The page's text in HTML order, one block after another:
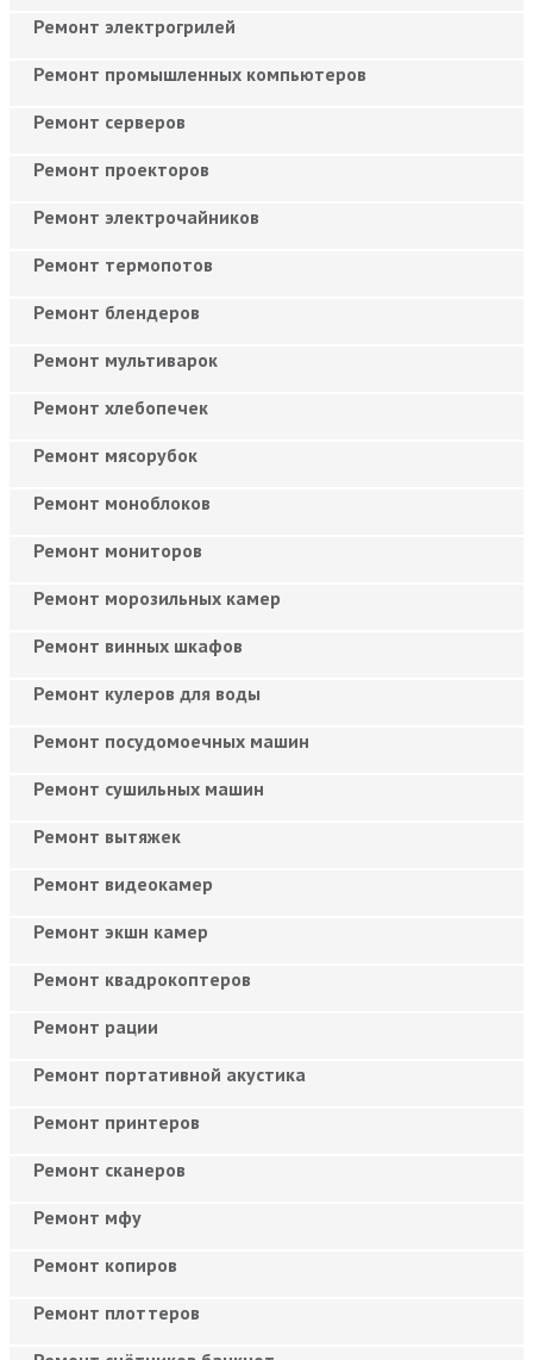
Ремонт электрогрилей
Ремонт промышленных компьютеров
Ремонт серверов
Ремонт проекторов
Ремонт электрочайников
Ремонт термопотов
Ремонт блендеров
Ремонт мультиварок
Ремонт хлебопечек
Ремонт мясорубок
Ремонт моноблоков
Ремонт мониторов
Ремонт морозильных камер
Ремонт винных шкафов
Ремонт кулеров для воды
Ремонт посудомоечных машин
Ремонт сушильных машин
Ремонт вытяжек
Ремонт видеокамер
Ремонт экшн камер
Ремонт квадрокоптеров
Ремонт рации
Ремонт портативной акустика
Ремонт принтеров
Ремонт сканеров
Ремонт мфу
Ремонт копиров
Ремонт плоттеров